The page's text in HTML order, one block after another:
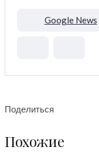
Google News
Поделиться
Похожие